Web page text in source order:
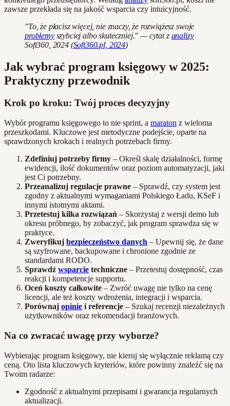
zawsze przekłada się na jakość wsparcia czy intuicyjność.
"To, że płacisz więcej, nie znaczy, że rozwiążesz swoje
problemyszybciej albo skuteczniej." — cytat z analizy
Soft360, 2024 (Soft360.pl, 2024)
Jak wybrać program księgowy w 2025:
Praktyczny przewodnik
Krok po kroku: Twój proces decyzyjny
Wybór programu księgowego to nie sprint, a maraton z wieloma
przeszkodami. Kluczowe jest metodyczne podejście, oparte na
sprawdzonych krokach i realnych potrzebach firmy.
Zdefiniuj potrzeby firmy – Określ skalę działalności, formę
ewidencji, ilość dokumentów oraz poziom automatyzacji, jaki
jest Ci potrzebny.
Przeanalizuj regulacje prawne – Sprawdź, czy system jest
zgodny z aktualnymi wymaganiami Polskiego Ładu, KSeF i
innymi istotnymi aktami.
Przetestuj kilka rozwiązań – Skorzystaj z wersji demo lub
okresu próbnego, by zobaczyć, jak program sprawdza się w
praktyce.
Zweryfikuj bezpieczeństwo danych – Upewnij się, że dane
są szyfrowane, backupowane i chronione zgodnie ze
standardami RODO.
Sprawdź wsparcie techniczne – Przetestuj dostępność, czas
reakcji i kompetencje supportu.
Oceń koszty całkowite – Zwróć uwagę nie tylko na cenę
licencji, ale też koszty wdrożenia, integracji i wsparcia.
Porównaj opinie i referencje – Szukaj recenzji niezależnych
użytkowników oraz rekomendacji branżowych.
Na co zwracać uwagę przy wyborze?
Wybierając program księgowy, nie kieruj się wyłącznie reklamą czy
ceną. Oto lista kluczowych kryteriów, które powinny znaleźć się na
Twoim radarze:
Zgodność z aktualnymi przepisami i gwarancja regularnych
aktualizacji.